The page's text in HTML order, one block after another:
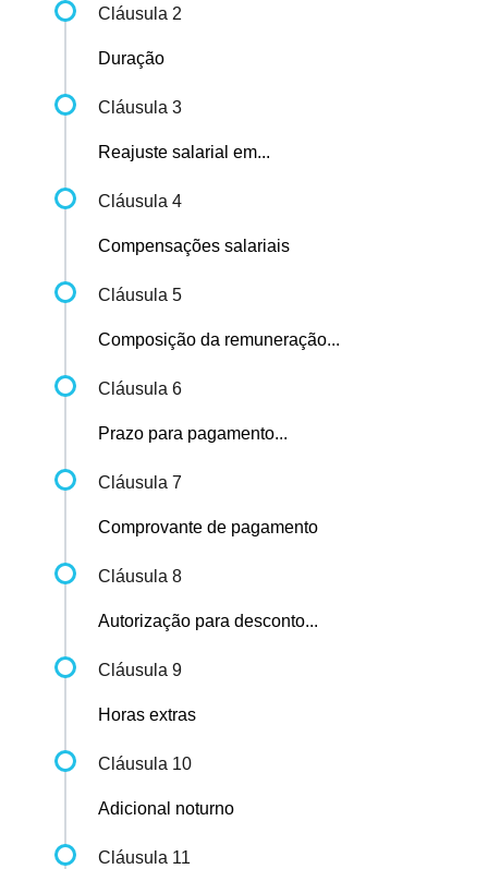
Cláusula 2
Duração
Cláusula 3
Reajuste salarial em...
Cláusula 4
Compensações salariais
Cláusula 5
Composição da remuneração...
Cláusula 6
Prazo para pagamento...
Cláusula 7
Comprovante de pagamento
Cláusula 8
Autorização para desconto...
Cláusula 9
Horas extras
Cláusula 10
Adicional noturno
Cláusula 11